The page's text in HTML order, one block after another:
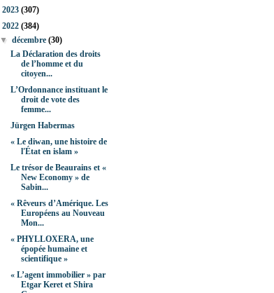
2023 (307)
2022 (384)
▼décembre(30)
La Déclaration des droits
de l’homme et du
citoyen...
L’Ordonnance instituant le
droit de vote des
femme...
Jürgen Habermas
« Le diwan, une histoire de
l'État en islam »
Le trésor de Beaurains et «
New Economy » de
Sabin...
« Rêveurs d’Amérique. Les
Européens au Nouveau
Mon...
« PHYLLOXERA, une
épopée humaine et
scientifique »
« L’agent immobilier » par
Etgar Keret et Shira